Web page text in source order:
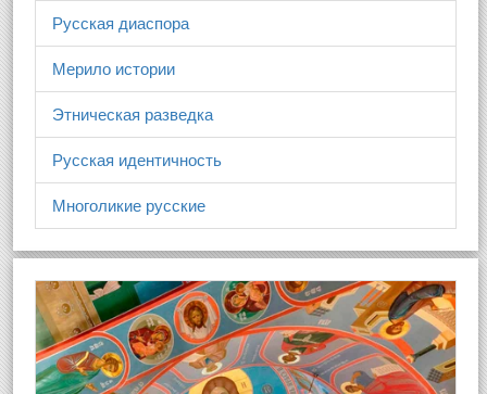
Русская диаспора
Мерило истории
Этническая разведка
Русская идентичность
Многоликие русские